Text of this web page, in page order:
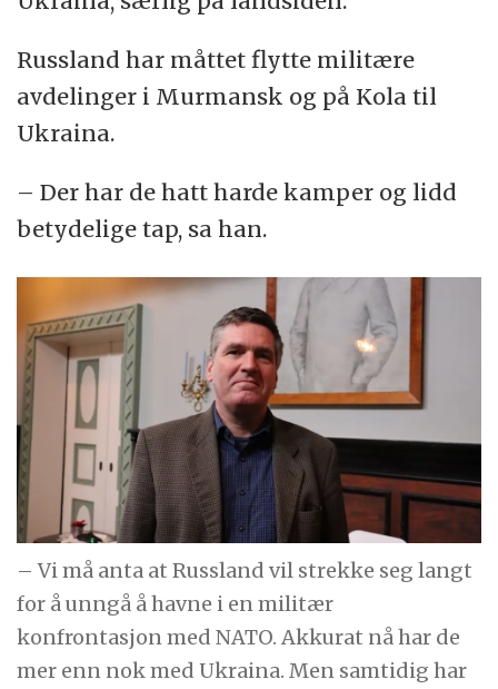
Russland har måttet flytte militære
avdelinger i Murmansk og på Kola til
Ukraina.
– Der har de hatt harde kamper og lidd
betydelige tap, sa han.
– Vi må anta at Russland vil strekke seg langt
for å unngå å havne i en militær
konfrontasjon med NATO. Akkurat nå har de
mer enn nok med Ukraina. Men samtidig har